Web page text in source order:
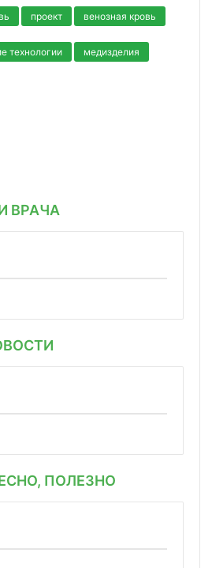
проект венозная кровь
технологии медизделия
ВРАЧА
ПОЛЕЗНО